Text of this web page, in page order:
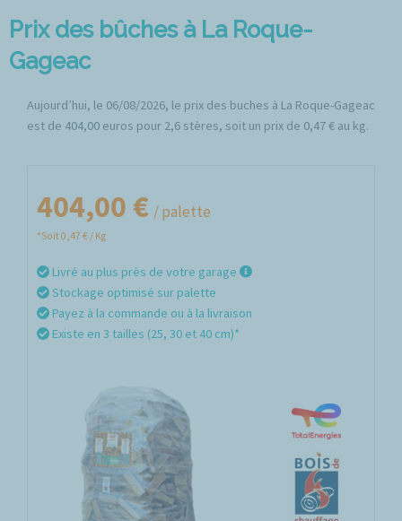
Prix des bûches à La Roque-
Gageac
Aujourd’hui, le 06/08/2026, le prix des buches à La Roque-Gageac
est de 404,00 euros pour 2,6 stères, soit un prix de 0,47 € au kg.
404,00 € / palette
*Soit 0,47 € / Kg
Livré au plus près de votre garage
Stockage optimisé sur palette
Payez à la commande ou à la livraison
Existe en 3 tailles (25, 30 et 40 cm)*